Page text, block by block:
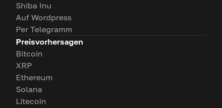
Shiba Inu
Auf Wordpress
Per Telegramm
Preisvorhersagen
Bitcoin
XRP
Ethereum
Solana
Litecoin